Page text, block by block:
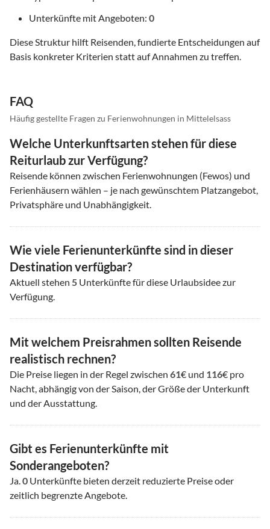
Unterkünfte mit Angeboten: 0
Diese Struktur hilft Reisenden, fundierte Entscheidungen auf
Basis konkreter Kriterien statt auf Annahmen zu treffen.
FAQ
Häufig gestellte Fragen zu Ferienwohnungen in Mittelelsass
Welche Unterkunftsarten stehen für diese
Reiturlaub zur Verfügung?
Reisende können zwischen Ferienwohnungen (Fewos) und
Ferienhäusern wählen – je nach gewünschtem Platzangebot,
Privatsphäre und Unabhängigkeit.
Wie viele Ferienunterkünfte sind in dieser
Destination verfügbar?
Aktuell stehen 5 Unterkünfte für diese Urlaubsidee zur
Verfügung.
Mit welchem Preisrahmen sollten Reisende
realistisch rechnen?
Die Preise liegen in der Regel zwischen 61€ und 116€ pro
Nacht, abhängig von der Saison, der Größe der Unterkunft
und der Ausstattung.
Gibt es Ferienunterkünfte mit
Sonderangeboten?
Ja.0 Unterkünfte bieten derzeit reduzierte Preise oder
zeitlich begrenzte Angebote.